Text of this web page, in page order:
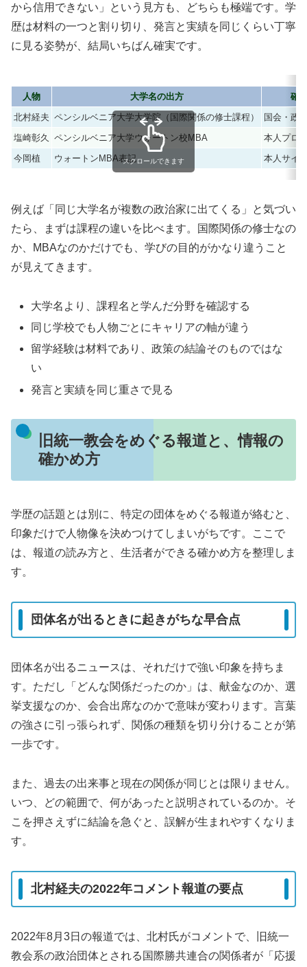
から信用できない」という見方も、どちらも極端です。学
歴は材料の一つと割り切り、発言と実績を同じくらい丁寧
に見る姿勢が、結局いちばん確実です。
人物 大学名の出方
確
北村経夫 ペンシルベニア大学大学院（国際関係の修士課程）
国会・政
塩崎彰久 ペンシルベニア大学ウォートン校MBA
本人プロ
今岡植
ウォートンMBA表記 本人サイ
スクロールできます
例えば「同じ大学名が複数の政治家に出てくる」と気づい
たら、まずは課程の違いを比べます。国際関係の修士なの
か、MBAなのかだけでも、学びの目的がかなり違うこと
が見えてきます。
大学名より、課程名と学んだ分野を確認する
同じ学校でも人物ごとにキャリアの軸が違う
留学経験は材料であり、政策の結論そのものではな
い
発言と実績を同じ重さで見る
旧統一教会をめぐる報道と、情報の
確かめ方
学歴の話題とは別に、特定の団体をめぐる報道が絡むと、
印象だけで人物像を決めつけてしまいがちです。ここで
は、報道の読み方と、生活者ができる確かめ方を整理しま
す。
団体名が出るときに起きがちな早合点
団体名が出るニュースは、それだけで強い印象を持ちま
す。ただし「どんな関係だったのか」は、献金なのか、選
挙支援なのか、会合出席なのかで意味が変わります。言葉
の強さに引っ張られず、関係の種類を切り分けることが第
一歩です。
また、過去の出来事と現在の関係が同じとは限りません。
いつ、どの範囲で、何があったと説明されているのか。そ
こを押さえずに結論を急ぐと、誤解が生まれやすくなりま
す。
北村経夫の2022年コメント報道の要点
2022年8月3日の報道では、北村氏がコメントで、旧統一
教会系の政治団体とされる国際勝共連合の関係者が「応援